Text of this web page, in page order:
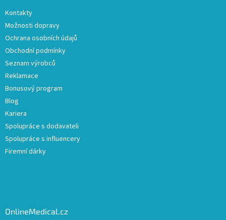
Kontakty
Možnosti dopravy
Ochrana osobních údajů
Obchodní podmínky
Seznam výrobců
Reklamace
Bonusový program
Blog
Kariera
Spolupráce s dodavateli
Spolupráce s influencery
Firemní dárky
OnlineMedical.cz